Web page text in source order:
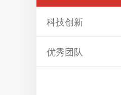
科技创新
优秀团队